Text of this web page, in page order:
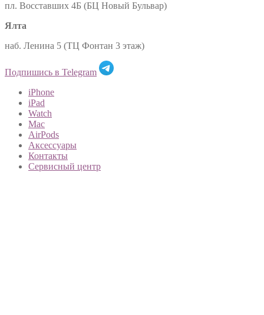
пл. Восставших 4Б (БЦ Новый Бульвар)
Ялта
наб. Ленина 5 (ТЦ Фонтан 3 этаж)
Подпишись в Telegram
iPhone
iPad
Watch
Mac
AirPods
Аксессуары
Контакты
Сервисный центр